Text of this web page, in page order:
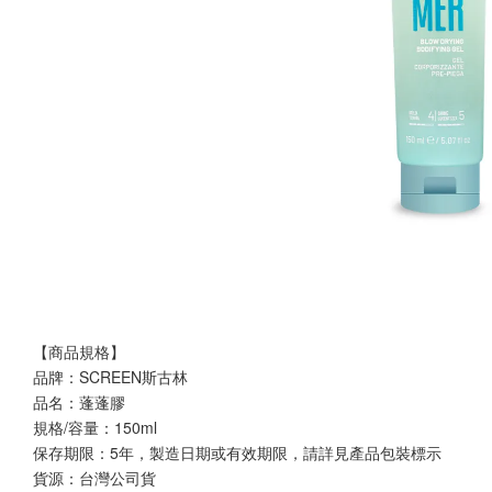
【商品規格】
品牌：SCREEN斯古林
品名：蓬蓬膠
規格/容量：150ml
保存期限：5年，製造日期或有效期限，請詳見產品包裝標示
貨源：台灣公司貨